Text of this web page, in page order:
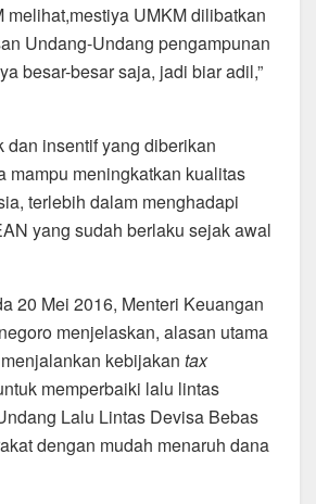
melihat,mestiya UMKM dilibatkan
Undang-Undang pengampunan
besar-besar saja, jadi biar adil,”
dan insentif yang diberikan
mampu meningkatkan kualitas
terlebih dalam menghadapi
yang sudah berlaku sejak awal
20 Mei 2016, Menteri Keuangan
menjelaskan, alasan utama
kebijakan tax
memperbaiki lalu lintas
Lalu Lintas Devisa Bebas
dengan mudah menaruh dana